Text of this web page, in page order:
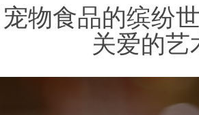
宠物食品的缤纷
关爱的艺